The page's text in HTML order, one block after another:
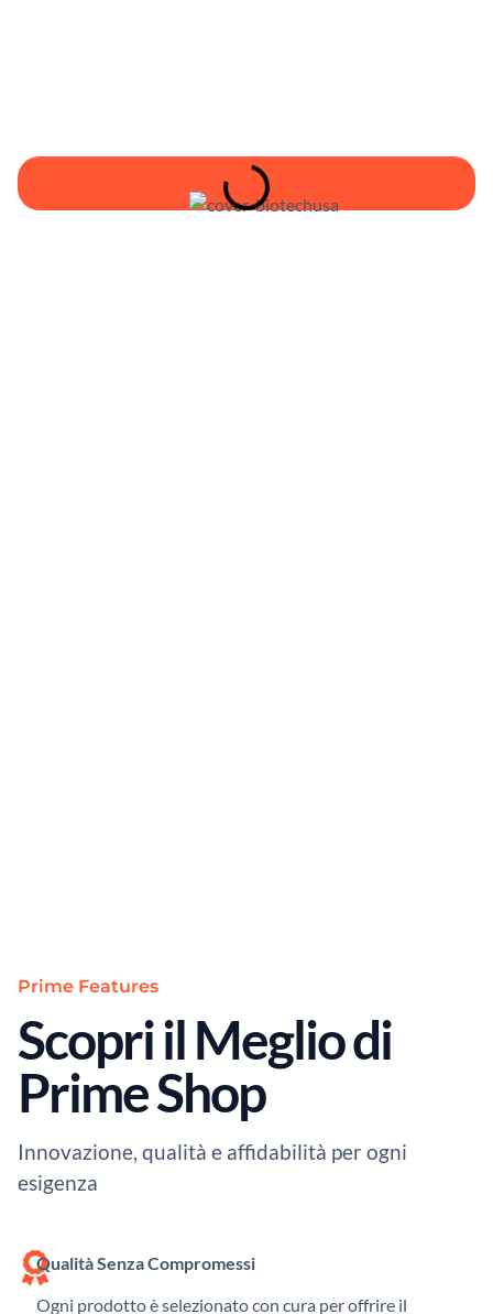
Prime Features
Scopri il Meglio di
Prime Shop
Innovazione, qualità e affidabilità per ogni
esigenza
Qualità Senza Compromessi
Ogni prodotto è selezionato con cura per offrire il